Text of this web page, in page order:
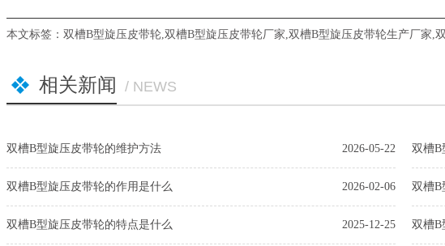
本文标签： 双槽B型旋压皮带轮,双槽B型旋压皮带轮厂家,双槽B型旋压皮带轮生产厂家,
相关新闻 / NEWS
2026-05-22
双槽B型旋压皮带轮的维护方法 双槽B
2026-02-06
双槽B型旋压皮带轮的作用是什么 双槽B
2025-12-25
双槽B型旋压皮带轮的特点是什么 双槽B